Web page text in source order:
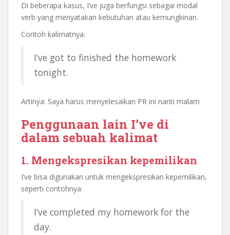
Di beberapa kasus, I’ve juga berfungsi sebagai modal
verb yang menyatakan kebutuhan atau kemungkinan.
Contoh kalimatnya:
I’ve got to finished the homework
tonight.
Artinya: Saya harus menyelesaikan PR ini nanti malam
Penggunaan lain I’ve di
dalam sebuah kalimat
1. Mengekspresikan kepemilikan
I’ve bisa digunakan untuk mengekspresikan kepemilikan,
seperti contohnya:
I’ve completed my homework for the
day.